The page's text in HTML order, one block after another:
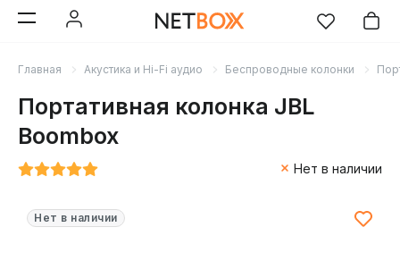
Главная Акустика и Hi-Fi аудио Беспроводные колонки
Портативная колонка JBL
Boombox
Нет в наличии
Нет в наличии